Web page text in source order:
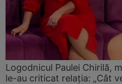
Logodnicul Paulei Chirilă,
le-au criticat relația: „Cât